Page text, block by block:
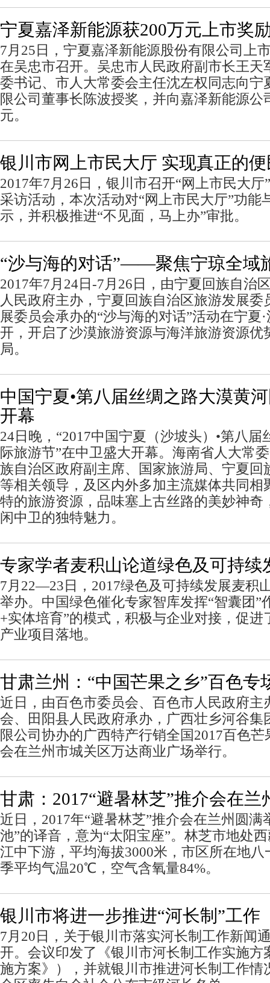
宁夏嘉泽新能源获200万元上市奖
7月25日，宁夏嘉泽新能源股份有限公司上
在吴忠市召开。吴忠市人民政府副市长王天
委书记、市人大常委会主任沈左权同志向宁
限公司董事长陈波授奖，并向嘉泽新能源公
元。
银川市网上市民大厅 实现真正的
2017年7月26日，银川市召开“网上市民大
采访活动，本次活动对“网上市民大厅”功能
示，并积极推进“不见面，马上办”审批。
“沙与海的对话”——聚焦宁琼全域
2017年7月24日-7月26日，由宁夏回族自治
人民政府主办，宁夏回族自治区旅游发展委
展委员会承办的“沙与海的对话”活动在宁夏
开，开启了沙漠旅游资源与海洋旅游资源优
局。
中国宁夏•第八届丝绸之路大漠黄
开幕
24日晚，“2017中国宁夏（沙坡头）•第八
际旅游节”在中卫盛大开幕。海南省人大常
族自治区政府副主席、国家旅游局、宁夏回
等相关领导，及区内外多加主流媒体共同相
特的旅游资源，品味塞上古丝路的美妙神奇
闲中卫的独特魅力。
专家学者麦积山论道绿色及可持续
7月22—23日，2017绿色及可持续发展麦积
举办。中国绿色催化专家智库发挥“智囊团”
+实体培育”的模式，积极与企业对接，促进
产业项目落地。
甘肃兰州：“中国芒果之乡”百色专
近日，由百色市委员会、百色市人民政府主
会、田阳县人民政府承办，广西壮乡河谷集
限公司协办的广西特产行销全国2017百色
会在兰州市城关区万达商业广场举行。
甘肃：2017“避暑林芝”推介会在兰
近日，2017年“避暑林芝”推介会在兰州圆满
池”的译音，意为“太阳宝座”。林芝市地处
江中下游，平均海拔3000米，市区所在地八
季平均气温20℃，空气含氧量84%。
银川市将进一步推进“河长制”工作
7月20日，关于银川市落实河长制工作新闻
开。会议印发了《银川市河长制工作实施方
施方案》），并就银川市推进河长制工作情